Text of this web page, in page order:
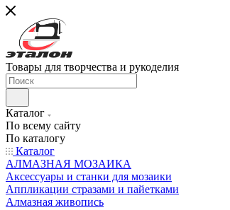
Товары для творчества и рукоделия
Каталог
По всему сайту
По каталогу
Каталог
АЛМАЗНАЯ МОЗАИКА
Аксессуары и станки для мозаики
Аппликации стразами и пайетками
Алмазная живопись